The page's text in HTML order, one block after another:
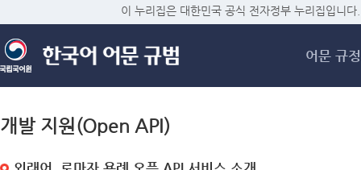
메
이 누리집은 대한민국 공식 전자정부 누리집입니다.
어문 규정
개발 지원(Open API)